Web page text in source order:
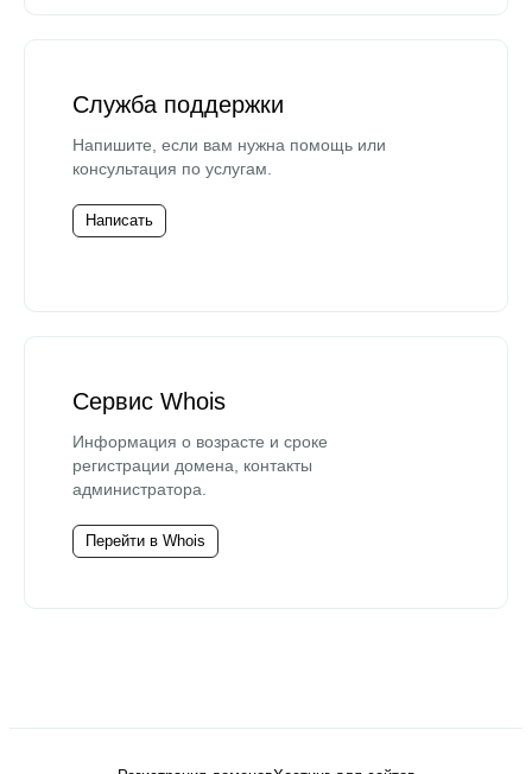
Служба поддержки
Напишите, если вам нужна помощь или
консультация по услугам.
Написать
Сервис Whois
Информация о возрасте и сроке
регистрации домена, контакты
администратора.
Перейти в Whois